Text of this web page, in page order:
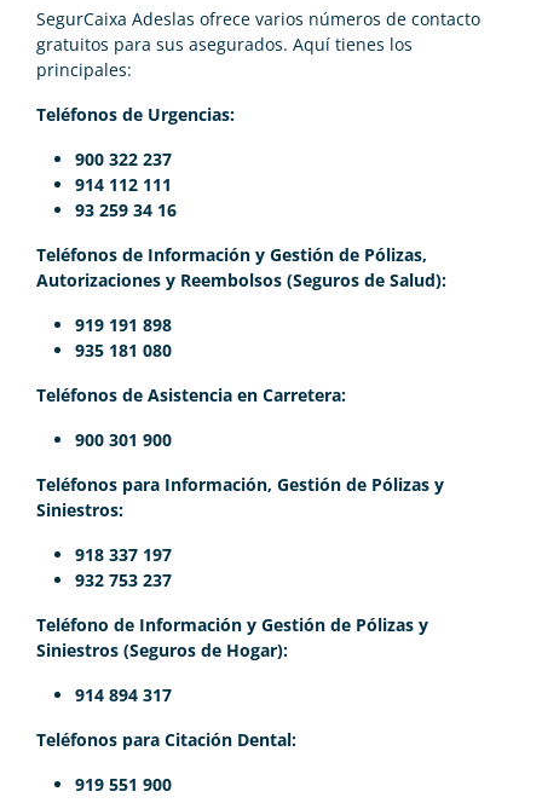
SegurCaixa Adeslas ofrece varios números de contacto
gratuitos para sus asegurados. Aquí tienes los
principales:
Teléfonos de Urgencias:
900 322 237
914 112 111
93 259 34 16
Teléfonos de Información y Gestión de Pólizas,
Autorizaciones y Reembolsos (Seguros de Salud):
919 191 898
935 181 080
Teléfonos de Asistencia en Carretera:
900 301 900
Teléfonos para Información, Gestión de Pólizas y
Siniestros:
918 337 197
932 753 237
Teléfono de Información y Gestión de Pólizas y
Siniestros (Seguros de Hogar):
914 894 317
Teléfonos para Citación Dental:
919 551 900